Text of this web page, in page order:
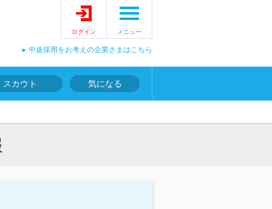
ログイン メニュー
中途採用をお考えの企業さまはこちら
スカウト 気になる